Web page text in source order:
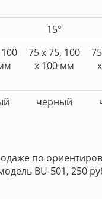
15°
75 х 75, 100
х 100 мм
черный
по
BU-501, 250